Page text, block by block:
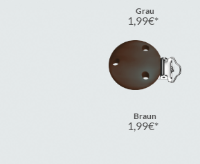
Grau
1,99€
Braun
1,99€